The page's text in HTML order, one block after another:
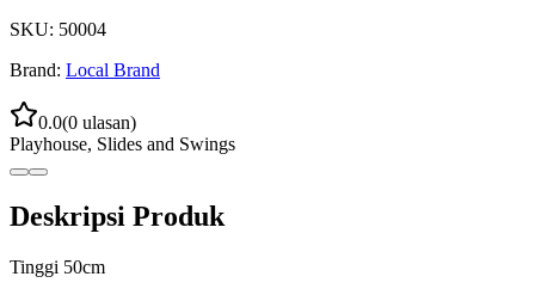
SKU: 50004
Brand: Local Brand
0.0(0 ulasan)
Playhouse, Slides and Swings
Deskripsi Produk
Tinggi 50cm